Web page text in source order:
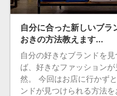
自分に合った新しいブラ
おきの方法教えます...
自分の好きなブランドを
ば、好きなファッション
然。 今回はお店に行かず
ンドが見つけられる方法